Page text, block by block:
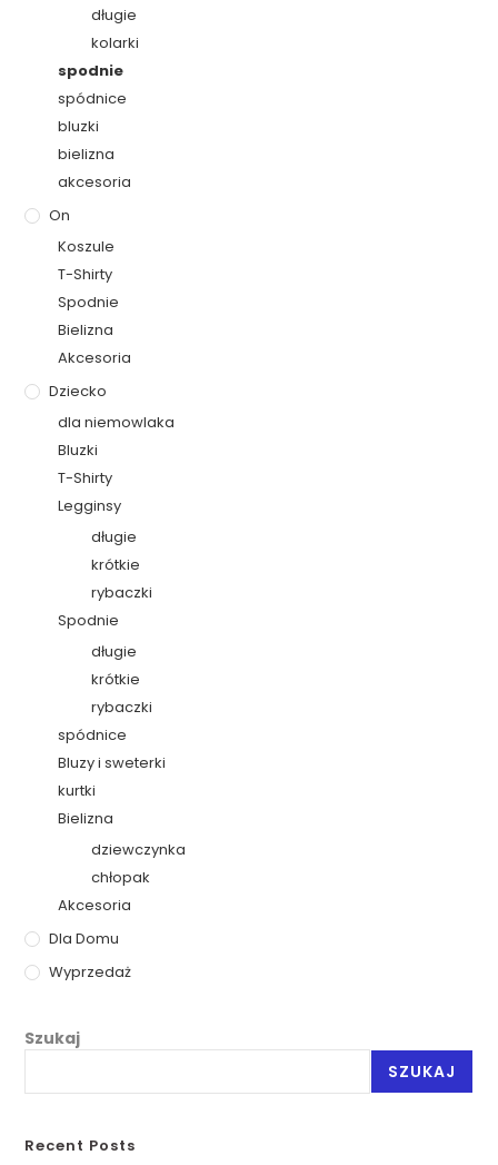
długie
kolarki
spodnie
spódnice
bluzki
bielizna
akcesoria
On
Koszule
T-Shirty
Spodnie
Bielizna
Akcesoria
Dziecko
dla niemowlaka
Bluzki
T-Shirty
Legginsy
długie
krótkie
rybaczki
Spodnie
długie
krótkie
rybaczki
spódnice
Bluzy i sweterki
kurtki
Bielizna
dziewczynka
chłopak
Akcesoria
Dla Domu
Wyprzedaż
Szukaj
SZUKAJ
Recent Posts